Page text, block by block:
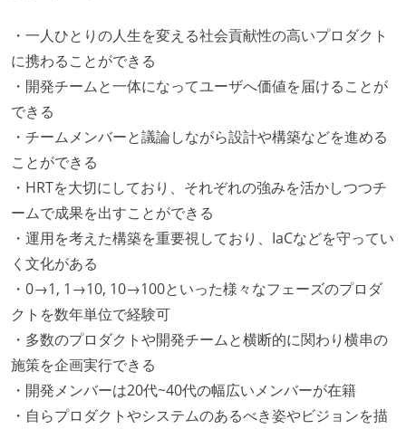
・一人ひとりの人生を変える社会貢献性の高いプロダクト
に携わることができる
・開発チームと一体になってユーザへ価値を届けることが
できる
・チームメンバーと議論しながら設計や構築などを進める
ことができる
・HRTを大切にしており、それぞれの強みを活かしつつチ
ームで成果を出すことができる
・運用を考えた構築を重要視しており、IaCなどを守ってい
く文化がある
・0→1, 1→10, 10→100といった様々なフェーズのプロダ
クトを数年単位で経験可
・多数のプロダクトや開発チームと横断的に関わり横串の
施策を企画実行できる
・開発メンバーは20代~40代の幅広いメンバーが在籍
・自らプロダクトやシステムのあるべき姿やビジョンを描